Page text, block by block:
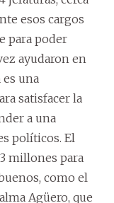
esos cargos
para poder
ayudaron en
es una
satisfacer la
a una
políticos. El
millones para
como el
Agüero, que